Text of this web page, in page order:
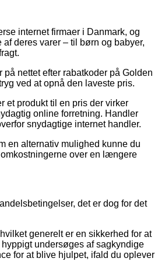
internet firmaer i Danmark, og
deres varer – til børn og babyer,
nettet efter rabatkoder på Golden
ved at opnå den laveste pris.
et produkt til en pris der virker
online forretning. Handler
snydagtige internet handler.
en alternativ mulighed kunne du
over en længere
det er dog for det
generelt er en sikkerhed for at
undersøges af sagkyndige
for at blive hjulpet, ifald du oplever